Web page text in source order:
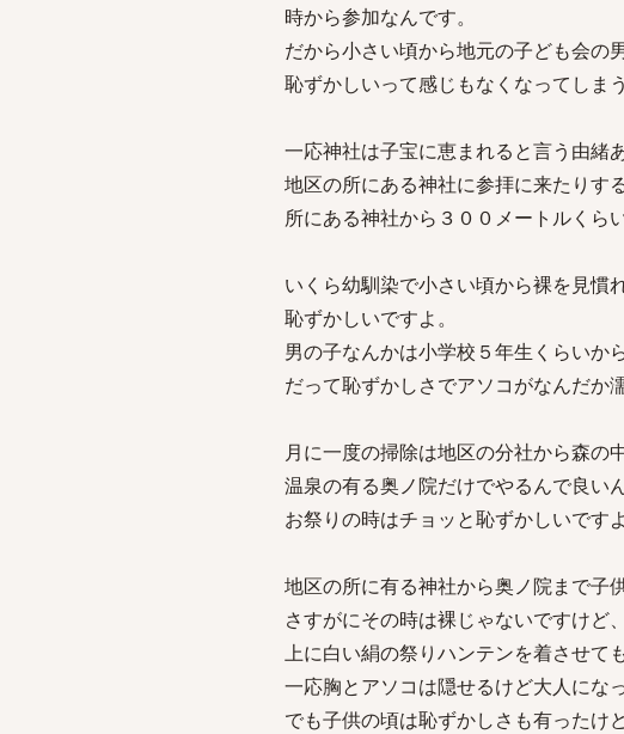
時から参加なんです。
だから小さい頃から地元の子ども会の
恥ずかしいって感じもなくなってしま
一応神社は子宝に恵まれると言う由緒
地区の所にある神社に参拝に来たりす
所にある神社から３００メートルくら
いくら幼馴染で小さい頃から裸を見慣
恥ずかしいですよ。
男の子なんかは小学校５年生くらいか
だって恥ずかしさでアソコがなんだか
月に一度の掃除は地区の分社から森の
温泉の有る奥ノ院だけでやるんで良い
お祭りの時はチョッと恥ずかしいですよ
地区の所に有る神社から奥ノ院まで子
さすがにその時は裸じゃないですけど
上に白い絹の祭りハンテンを着させて
一応胸とアソコは隠せるけど大人にな
でも子供の頃は恥ずかしさも有ったけ